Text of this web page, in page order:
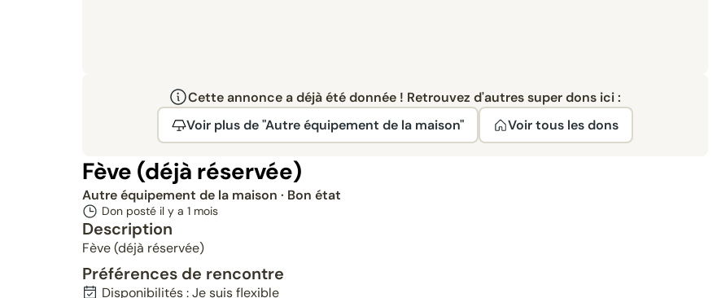
Cette annonce a déjà été donnée ! Retrouvez d'autres super dons ici :
Voir plus de "Autre équipement de la maison"
Voir tous les dons
Fève (déjà réservée)
Autre équipement de la maison · Bon état
Don posté il y a 1 mois
Description
Fève (déjà réservée)
Préférences de rencontre
Disponibilités : Je suis flexible